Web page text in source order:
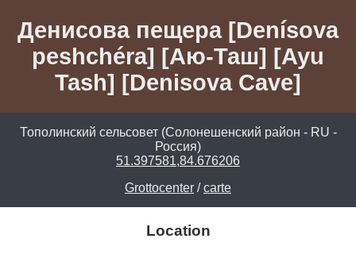
Денисова пещера [Denísova
peshchéra] [Аю-Таш] [Ayu
Tash] [Denisova Cave]
Тополинский сельсовет (Солонешенский район - RU -
Россия)
51.397581,84.676206
Grottocenter /carte
Location